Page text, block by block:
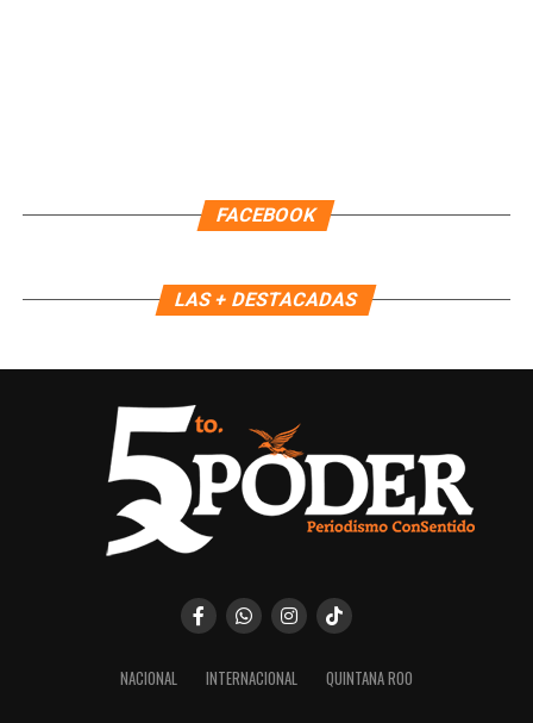
FACEBOOK
LAS + DESTACADAS
NACIONAL INTERNACIONAL QUINTANA ROO